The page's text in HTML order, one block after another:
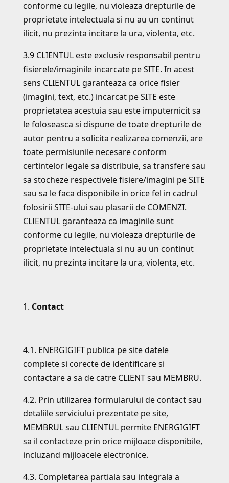
conforme cu legile, nu violeaza drepturile de
proprietate intelectuala si nu au un continut
ilicit, nu prezinta incitare la ura, violenta, etc.
3.9 CLIENTUL este exclusiv responsabil pentru
fisierele/imaginile incarcate pe SITE. In acest
sens CLIENTUL garanteaza ca orice fisier
(imagini, text, etc.) incarcat pe SITE este
proprietatea acestuia sau este imputernicit sa
le foloseasca si dispune de toate drepturile de
autor pentru a solicita realizarea comenzii, are
toate permisiunile necesare conform
certintelor legale sa distribuie, sa transfere sau
sa stocheze respectivele fisiere/imagini pe SITE
sau sa le faca disponibile in orice fel in cadrul
folosirii SITE-ului sau plasarii de COMENZI.
CLIENTUL garanteaza ca imaginile sunt
conforme cu legile, nu violeaza drepturile de
proprietate intelectuala si nu au un continut
ilicit, nu prezinta incitare la ura, violenta, etc.
Contact
4.1. ENERGIGIFT publica pe site datele
complete si corecte de identificare si
contactare a sa de catre CLIENT sau MEMBRU.
4.2. Prin utilizarea formularului de contact sau
detaliile serviciului prezentate pe site,
MEMBRUL sau CLIENTUL permite ENERGIGIFT
sa il contacteze prin orice mijloace disponibile,
incluzand mijloacele electronice.
4.3. Completarea partiala sau integrala a